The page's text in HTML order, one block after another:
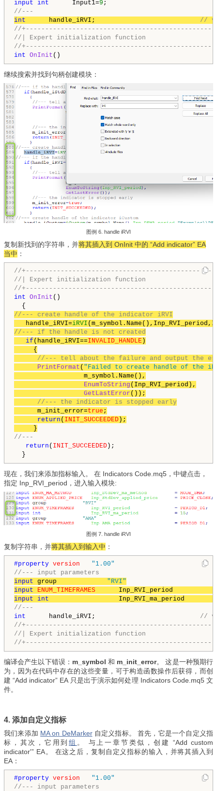
input int Input1=9
//---
int handle_iRVI; //
//
//| Expert initialization function
//
int OnInit ()
继续搜索并找到句柄创建模块：
图例 6. handle iRVI
复制新找到的字符串，并将其插入到 OnInit 中的 “Add indicator” EA
当中 ：
//
//| Expert initialization function
//
int OnInit ()
//--- create handle of the indicator iRVI
handle_iRVI=iRVI
//--- if the handle is not created
if (handle_iRVI==INVALID_HANDLE )
{
//--- tell about the failure and output the
PrintFormat ( "Failed to create handle of the
m_symbol.Name(),
EnumToString (Inp_RVI_period),
GetLastError ());
//--- the indicator is stopped early
m_init_error=true ;
return ( INIT_SUCCEEDED );
}
//---
return ( INIT_SUCCEEDED );
}
现在，我们来添加指标输入。 在 Indicators Code.mq5，中键点击，
指定 Inp_RVI_period ，进入输入模块:
图例 7. handle iRVI
复制字符串，并将其插入到输入中 ：
#property version
"1.00"
//--- input parameters
input group "RVI"
input
ENUM_TIMEFRAMES Inp_RVI_period
input
int Inp_RVI_ma_period
//---
int handle_iRVI; //
//
//| Expert initialization function
//
编译会产生以下错误： m_symbol 和 m_init_error。 这是一种预期行
为 ，因为在代码中存在的这些变量，可于构造函数操作后获得，而创
建 “Add indicator” EA 只是出于演示如何处理 Indicators Code.mq5 文
件。
4. 添加自定义指标
我们来添加 MA on DeMarker自定义指标。 首先，它是一个自定义指
标，其次，它用到组 。 与上一章节类似，创建 “Add custom
indicator'” EA。 在这之后，复制自定义指标的输入，并将其插入到
EA：
#property version
"1.00"
//--- input parameters